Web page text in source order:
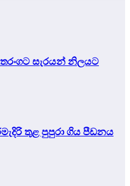
සැරයන් නිලයට
තුළ පුපුරා ගිය පීඩනය